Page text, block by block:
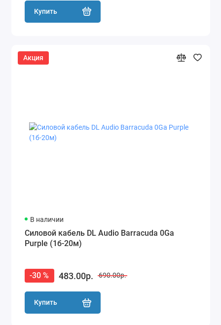
Купить
Акция
В наличии
Силовой кабель DL Audio Barracuda 0Ga
Purple (1б-20м)
-30 % 483.00р. 690.00р.
Купить